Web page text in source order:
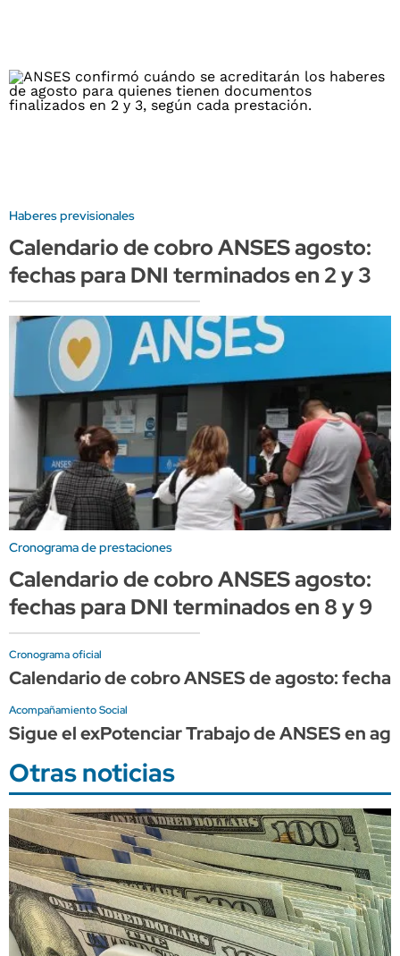
Haberes previsionales
Calendario de cobro ANSES agosto:
fechas para DNI terminados en 2 y 3
Cronograma de prestaciones
Calendario de cobro ANSES agosto:
fechas para DNI terminados en 8 y 9
Cronograma oficial
Calendario de cobro ANSES de agosto:
Acompañamiento Social
Sigue el exPotenciar Trabajo de ANSES en
Otras noticias